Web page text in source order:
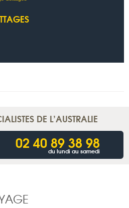
DE L’AUSTRALIE
02 40 89 38 98
du lundi au samedi